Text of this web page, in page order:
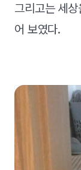
그리고는 세
어 보였다.